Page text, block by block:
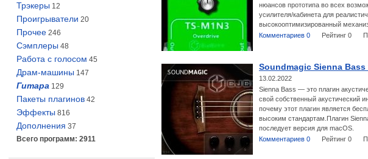
Трэкеры 12
Проигрыватели 20
Прочее 246
Сэмплеры 48
Работа с голосом 45
Драм-машины 147
Гитара 129
Пакеты плагинов 42
Эффекты 816
Дополнения 37
Всего программ: 2911
нюансов прототипа во всех
усилителя/кабинета для
высокооптимизированный
Комментариев 0
Рейтинг 0
Soundmagic Sienna Bass
13.02.2022
Sienna Bass — это плагин
свой собственный акустический
почему этот плагин является
высоким стандартам.Плагин
последует версия для macOS.
Комментариев 0
Рейтинг 0